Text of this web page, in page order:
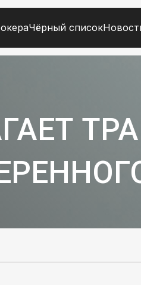
Чёрный список